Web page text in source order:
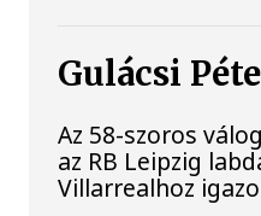
Gulácsi
Az 58-szoros
az RB Leipzig
Villarrealhoz